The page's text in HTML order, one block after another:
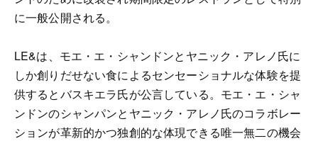
に一般公開される。
LE&は、モエ・エ・シャンドンとヤニック・アレノ氏に
しか創りだせない食によるセンセーショナルな体験を提
供するとバスキエラ氏が公言している。モエ・エ・シャ
ンドンのシャンパンとヤニック・アレノ氏のコラボレー
ションが革新的かつ独創的な体現できる唯一無二の機会